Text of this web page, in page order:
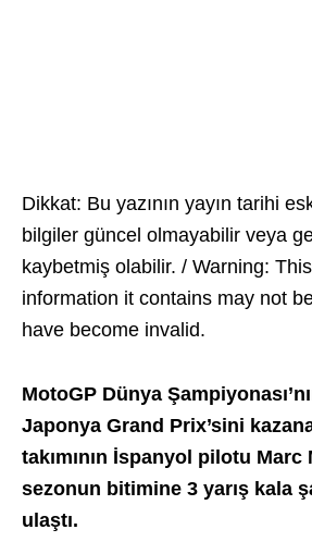
Dikkat: Bu yazının yayın tarihi
bilgiler güncel olmayabilir veya
kaybetmiş olabilir. / Warning:
information it contains may not
have become invalid.
MotoGP Dünya
Japonya Grand Prix’sini
takımının İspanyol pilotu Marc
sezonun bitimine 3 yarış kala
ulaştı.